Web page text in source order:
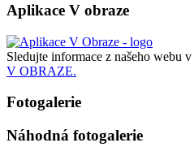
Aplikace V obraze
Sledujte informace z našeho webu v
V OBRAZE.
Fotogalerie
Náhodná fotogalerie